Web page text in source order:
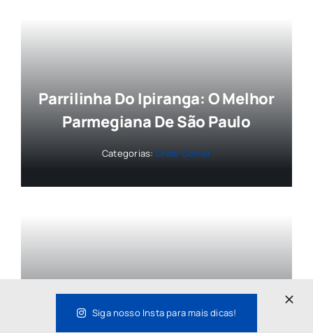
Parrilinha Do Ipiranga: O Melhor
Parmegiana De São Paulo
Categorias: Onde Comer
Notorious Fish: Casa Do
Choripolvo Traz Um Pedacinho
Siga nosso Insta para mais dicas!